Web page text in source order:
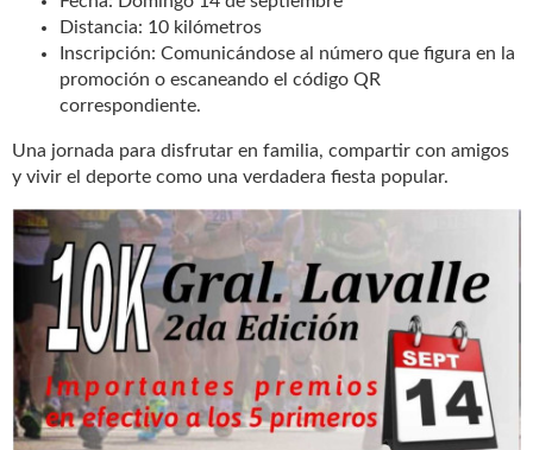
Distancia: 10 kilómetros
Inscripción: Comunicándose al número que figura en la
promoción o escaneando el código QR
correspondiente.
Una jornada para disfrutar en familia, compartir con amigos
y vivir el deporte como una verdadera fiesta popular.